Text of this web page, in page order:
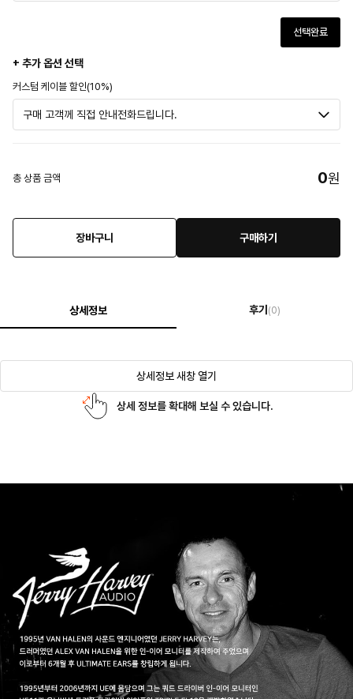
선택완료
+ 추가 옵션 선택
커스텀 케이블 할인(10%)
총 상품 금액 0원
장바구니 구매하기
상세정보 후기 (0)
상세정보 새창 열기
상세 정보를 확대해 보실 수 있습니다.